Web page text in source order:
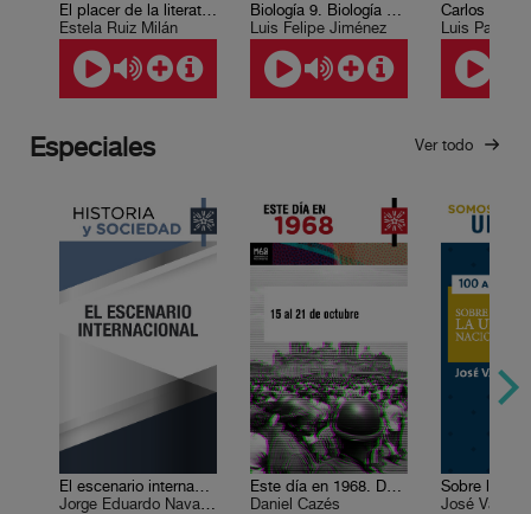
El placer de la literatura
Estela Ruiz Milán
Biología 9. Biología molecular del gen
Luis Felipe Jiménez
Carlos Marx
Luis
Especiales Ver todo
El escenario internacional
Jorge Eduardo Navarrete
Este día en 1968. Del 15 al 21 de octubre
Daniel Cazés
José